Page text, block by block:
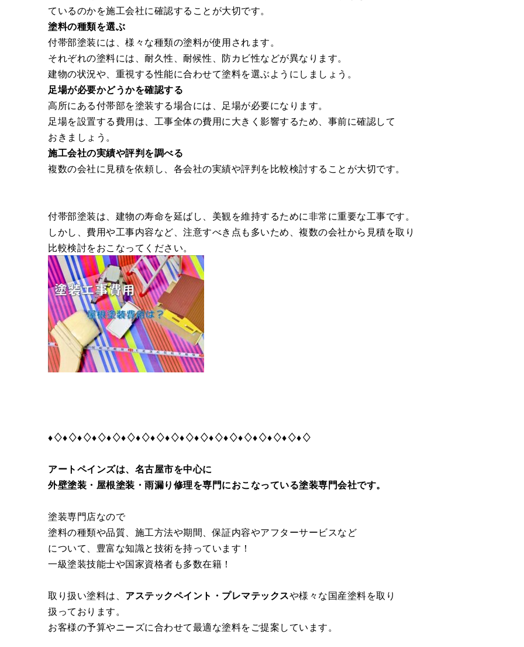
ているのかを施工会社に確認することが大切です。
塗料の種類を選ぶ
付帯部塗装には、様々な種類の塗料が使用されます。
それぞれの塗料には、耐久性、耐候性、防カビ性などが異なります。
建物の状況や、重視する性能に合わせて塗料を選ぶようにしましょう。
足場が必要かどうかを確認する
高所にある付帯部を塗装する場合には、足場が必要になります。
足場を設置する費用は、工事全体の費用に大きく影響するため、事前に確認して
おきましょう。
施工会社の実績や評判を調べる
複数の会社に見積を依頼し、各会社の実績や評判を比較検討することが大切です。
付帯部塗装は、建物の寿命を延ばし、美観を維持するために非常に重要な工事です。
しかし、費用や工事内容など、注意すべき点も多いため、複数の会社から見積を取り
比較検討をおこなってください。
♦♢♦♢♦♢♦♢♦♢♦♢♦♢♦♢♦♢♦♢♦♢♦♢♦♢♦♢♦♢♦♢♦♢♦♢
アートペインズは、名古屋市を中心に
外壁塗装・屋根塗装・雨漏り修理を専門におこなっている塗装専門会社です。
塗装専門店なので
塗料の種類や品質、施工方法や期間、保証内容やアフターサービスなど
について、豊富な知識と技術を持っています！
一級塗装技能士や国家資格者も多数在籍！
取り扱い塗料は、 アステックペイント・プレマテックスや様々な国産塗料を取り
扱っております。
お客様の予算やニーズに合わせて最適な塗料をご提案しています。